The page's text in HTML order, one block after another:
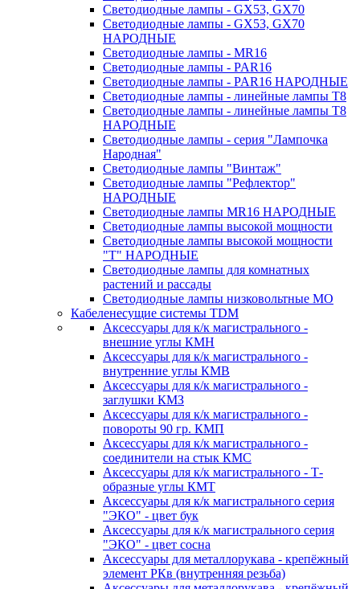
Светодиодные лампы - GX53, GX70
Светодиодные лампы - GX53, GX70
НАРОДНЫЕ
Светодиодные лампы - MR16
Светодиодные лампы - PAR16
Светодиодные лампы - PAR16 НАРОДНЫЕ
Светодиодные лампы - линейные лампы T8
Светодиодные лампы - линейные лампы T8
НАРОДНЫЕ
Светодиодные лампы - серия "Лампочка
Народная"
Светодиодные лампы "Винтаж"
Светодиодные лампы "Рефлектор"
НАРОДНЫЕ
Светодиодные лампы MR16 НАРОДНЫЕ
Светодиодные лампы высокой мощности
Светодиодные лампы высокой мощности
"Т" НАРОДНЫЕ
Светодиодные лампы для комнатных
растений и рассады
Светодиодные лампы низковольтные МО
Кабеленесущие системы TDM
Аксессуары для к/к магистрального -
внешние углы КМН
Аксессуары для к/к магистрального -
внутренние углы КМВ
Аксессуары для к/к магистрального -
заглушки КМЗ
Аксессуары для к/к магистрального -
повороты 90 гр. КМП
Аксессуары для к/к магистрального -
соединители на стык КМС
Аксессуары для к/к магистрального - Т-
образные углы КМТ
Аксессуары для к/к магистрального серия
"ЭКО" - цвет бук
Аксессуары для к/к магистрального серия
"ЭКО" - цвет сосна
Аксессуары для металлорукава - крепёжный
элемент РКв (внутренняя резьба)